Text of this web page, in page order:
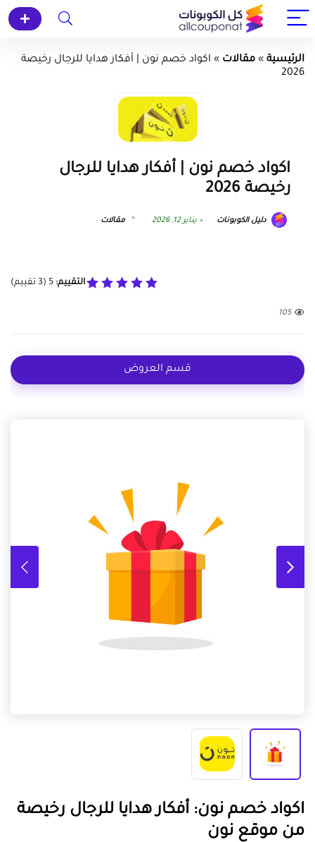
الرئيسية » مقالات » اكواد خصم نون | أفكار هدايا للرجال رخيصة
2026
اكواد خصم نون | أفكار هدايا للرجال
رخيصة 2026
دليل الكوبونات يناير 12, 2026 مقالات
التقييم: 5
(
3 تقييم)
105
قسم العروض
اكواد خصم نون: أفكار هدايا للرجال رخيصة
من موقع نون